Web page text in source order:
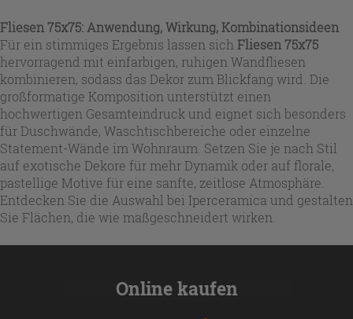
Fliesen 75x75: Anwendung, Wirkung, Kombinationsideen
Für ein stimmiges Ergebnis lassen sich Fliesen 75x75
hervorragend mit einfarbigen, ruhigen Wandfliesen
kombinieren, sodass das Dekor zum Blickfang wird. Die
großformatige Komposition unterstützt einen
hochwertigen Gesamteindruck und eignet sich besonders
für Duschwände, Waschtischbereiche oder einzelne
Statement-Wände im Wohnraum. Setzen Sie je nach Stil
auf exotische Dekore für mehr Dynamik oder auf florale,
pastellige Motive für eine sanfte, zeitlose Atmosphäre.
Entdecken Sie die Auswahl bei Iperceramica und gestalten
Sie Flächen, die wie maßgeschneidert wirken.
Online kaufen